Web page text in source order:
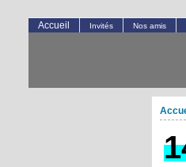
Accueil Invités Nos amis